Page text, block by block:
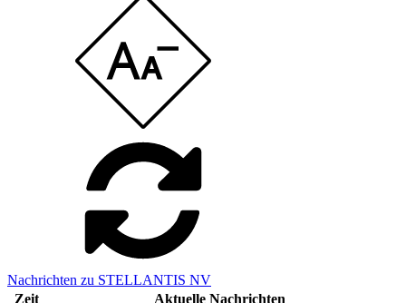
Nachrichten zu STELLANTIS NV
Zeit
Aktuelle Nachrichten